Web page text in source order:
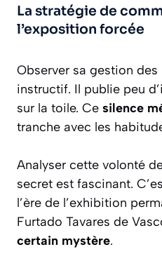
La stratégie de
l’exposition forcée
Observer sa gestion
instructif. Il publie peu
sur la toile. Ce silence
tranche avec les
Analyser cette volonté
secret est fascinant.
l’ère de l’exhibition
Furtado Tavares de
certain mystère.